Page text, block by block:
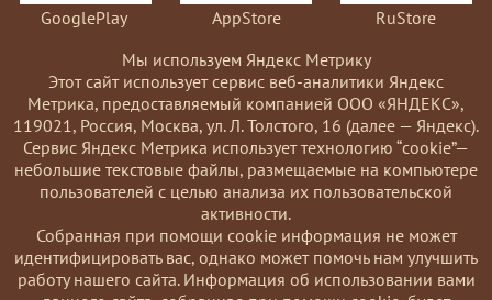
GooglePlay AppStore
RuStore
Мы используем Яндекс Метрику
Этот сайт использует сервис веб-аналитики Яндекс
Метрика, предоставляемый компанией ООО «ЯНДЕКС»,
119021, Россия, Москва, ул. Л. Толстого, 16 (далее — Яндекс).
Сервис Яндекс Метрика использует технологию “cookie”—
небольшие текстовые файлы, размещаемые на компьютере
пользователей с целью анализа их пользовательской
активности.
Coбранная при помощи cookie информация не может
идентифицировать вас, однако может помочь нам улучшить
работу нашего сайта. Информация об использовании вами